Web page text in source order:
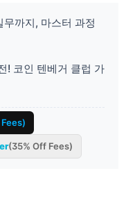
까지, 마스터 과정
! 코인 텐베거 클럽 가
(35% Off Fees)